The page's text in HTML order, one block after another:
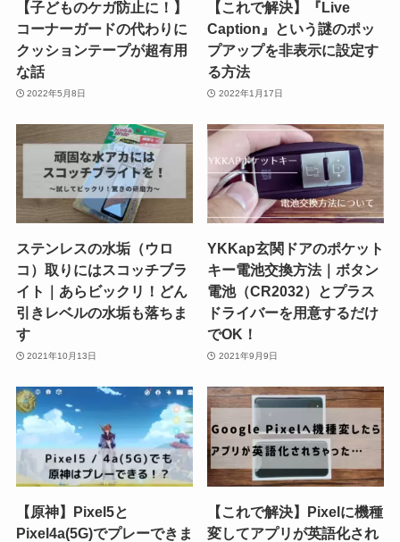
【子どものケガ防止に！】
コーナーガードの代わりに
クッションテープが超有用
な話
2022年5月8日
【これで解決】『Live
Caption』という謎のポッ
プアップを非表示に設定す
る方法
2022年1月17日
ステンレスの水垢（ウロ
コ）取りにはスコッチブラ
イト｜あらビックリ！どん
引きレベルの水垢も落ちま
す
2021年10月13日
YKKap玄関ドアのポケット
キー電池交換方法｜ボタン
電池（CR2032）とプラス
ドライバーを用意するだけ
でOK！
2021年9月9日
【原神】Pixel5と
Pixel4a(5G)でプレーできま
【これで解決】Pixelに機種
変してアプリが英語化され